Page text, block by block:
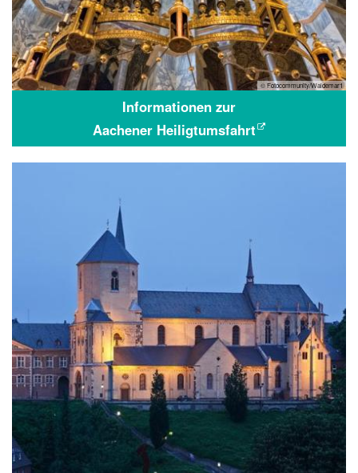
© Fotocommunity/Waldemar1
Informationen zur
Aachener Heiligtumsfahrt